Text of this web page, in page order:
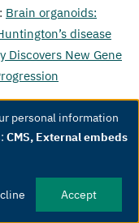
: Brain organoids:
disease
Discovers New Gene
scoprire
dei tessuti malati:
personal information
CMS, External embeds
Accept